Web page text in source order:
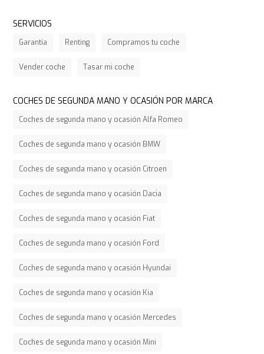
SERVICIOS
Garantía Renting Compramos tu coche
Vender coche Tasar mi coche
COCHES DE SEGUNDA MANO Y OCASIÓN POR MARCA
Coches de segunda mano y ocasión Alfa Romeo
Coches de segunda mano y ocasión BMW
Coches de segunda mano y ocasión Citroen
Coches de segunda mano y ocasión Dacia
Coches de segunda mano y ocasión Fiat
Coches de segunda mano y ocasión Ford
Coches de segunda mano y ocasión Hyundai
Coches de segunda mano y ocasión Kia
Coches de segunda mano y ocasión Mercedes
Coches de segunda mano y ocasión Mini